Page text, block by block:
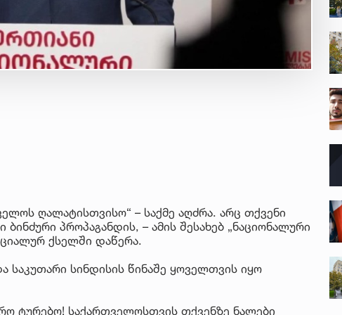
ღალატისთვისო“ – საქმე აღძრა. არც თქვენი
პროპაგანდის, – ამის შესახებ „ნაციონალური
ქსელში დაწერა.
სინდისის წინაშე ყოველთვის იყო
ტურებო! საქართველოსთვის თქვენზე ნალები